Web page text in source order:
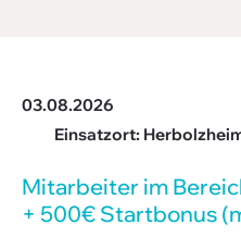
03.08.2026
Einsatzort:
Mitar­beiter im
+ 500€ Start­bonus